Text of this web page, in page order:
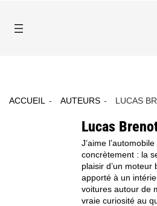
ACCUEIL AUTEURS LUCAS
Lucas
J’aime
concrètement : la
plaisir d’un moteur
apporté à un
voitures autour de
vraie curiosité au